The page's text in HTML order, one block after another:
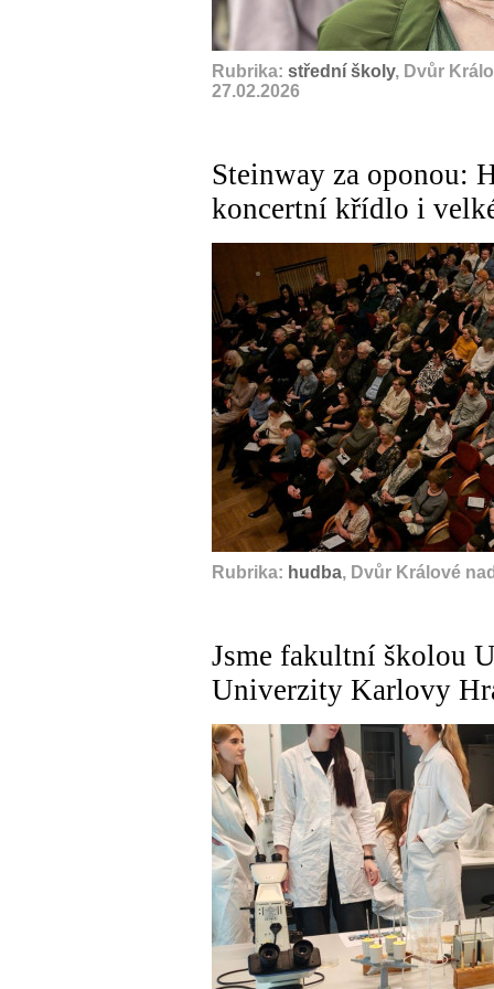
Rubrika: střední školy, Dvůr
27.02.2026
Steinway za oponou:
koncertní křídlo i
Rubrika: hudba, Dvůr Králové
Jsme fakultní školou
Univerzity Karlovy